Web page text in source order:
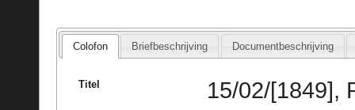
Colofon Briefbeschrijving Documentbeschrijving
Titel
15/02/[1849],